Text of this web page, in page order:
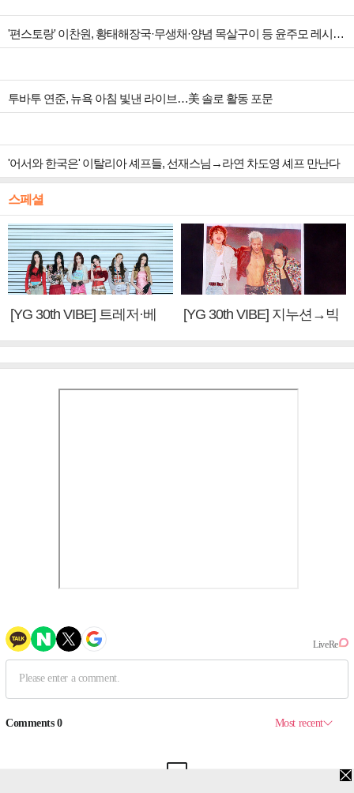
'편스토랑' 이찬원, 황태해장국·무생채·양념 목살구이 등 윤주모 레시피 섭렵
투바투 연준, 뉴욕 아침 빛낸 라이브…美 솔로 활동 포문
'어서와 한국은' 이탈리아 셰프들, 선재스님→라연 차도영 셰프 만난다
스페셜
[YG 30th VIBE] 트레저·베
[YG 30th VIBE] 지누션→빅